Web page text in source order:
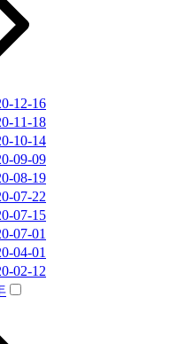
12-16
11-18
10-14
09-09
08-19
07-22
07-15
07-01
04-01
02-12